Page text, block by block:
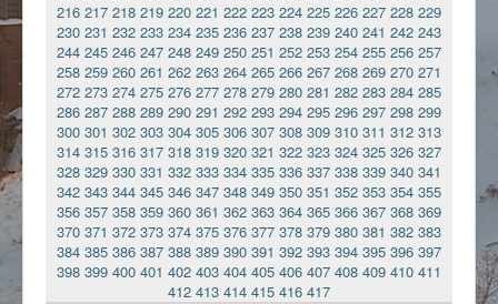
216 217 218 219 220 221 222 223 224 225 226 227 228 229
230 231 232 233 234 235 236 237 238 239 240 241 242 243
244 245 246 247 248 249 250 251 252 253 254 255 256 257
258 259 260 261 262 263 264 265 266 267 268 269 270 271
272 273 274 275 276 277 278 279 280 281 282 283 284 285
286 287 288 289 290 291 292 293 294 295 296 297 298 299
300 301 302 303 304 305 306 307 308 309 310 311 312 313
314 315 316 317 318 319 320 321 322 323 324 325 326 327
328 329 330 331 332 333 334 335 336 337 338 339 340 341
342 343 344 345 346 347 348 349 350 351 352 353 354 355
356 357 358 359 360 361 362 363 364 365 366 367 368 369
370 371 372 373 374 375 376 377 378 379 380 381 382 383
384 385 386 387 388 389 390 391 392 393 394 395 396 397
398 399 400 401 402 403 404 405 406 407 408 409 410 411
412 413 414 415 416 417